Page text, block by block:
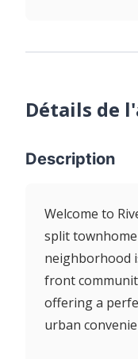
Détails de
Description
Welcome to
split
neighborhood
front
offering a
urban